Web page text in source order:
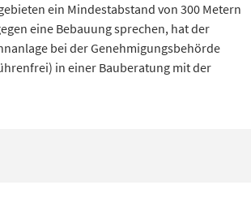
ein Mindestabstand von 300 Metern
eine Bebauung sprechen, hat der
bei der Genehmigungsbehörde
in einer Bauberatung mit der